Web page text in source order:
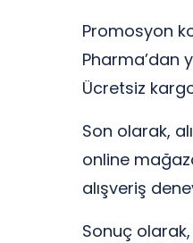
Promosyon
Pharma’dan
Ücretsiz
Son olarak,
online
alışveriş
Sonuç